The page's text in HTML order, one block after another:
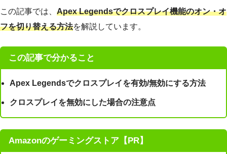
この記事では、 Apex Legendsでクロスプレイ機能のオン・オ
フを切り替える方法を解説しています。
この記事で分かること
Apex Legendsでクロスプレイを有効/無効にする方法
クロスプレイを無効にした場合の注意点
Amazonのゲーミングストア【PR】